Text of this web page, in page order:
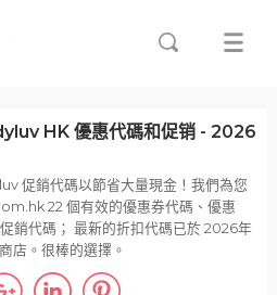
HK 優惠代碼和促销 - 2026
促銷代碼以節省大量現金！我們為您
22 個有效的優惠券代碼、優惠
銷代碼； 最新的折扣代碼已於 2026年
店。很棒的選擇。